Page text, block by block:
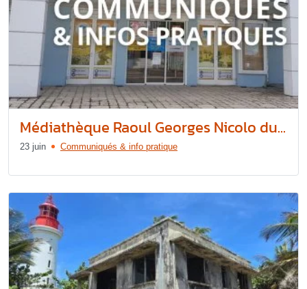
Médiathèque Raoul Georges Nicolo du...
23 juin Communiqués & info pratique